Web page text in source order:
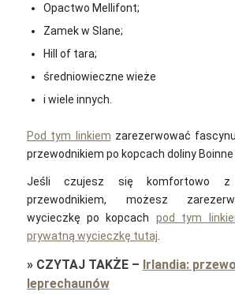
Opactwo Mellifont;
Zamek w Slane;
Hill of tara;
średniowieczne wieże
i wiele innych.
Pod tym linkiem zarezerwować
przewodnikiem po kopcach doliny Boinne
Jeśli czujesz się komfortowo z
przewodnikiem, możesz
wycieczkę po kopcach pod tym
prywatną wycieczkę tutaj
» CZYTAJ TAKŻE– Irlandia:
leprechaunów